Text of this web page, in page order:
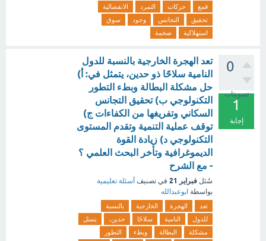
قمع
حركات التمرد
الانفصالية
تحقيق
التجانس وجود
سوق
استهلاكية
ضخمة
0
تصويتات
1
إجابة
تعد الهجرة الخارجية بالنسبة للدول
النامية سلاحًا ذو حدين، يتمثل في: أ)
حل مشكلة البطالة وبطء التطور
التكنولوجي ب) تحقيق التجانس
السكاني وتفريغها من الكفاءات ج)
توقف عملية التنمية وتقدم المستوى
التكنولوجي د) زيادة القوة
الديموغرافية وتأخر البحث العلمي ؟
- مع الشرح
سُئل فبراير 21 في تصنيف أسئلة تعليمية
بواسطة ابوعبدالله
تعد الهجرة الخارجية
بالنسبة
للدول
النامية سلاحًا حدين،
يتمثل
مشكلة
البطالة وبطء
التطور